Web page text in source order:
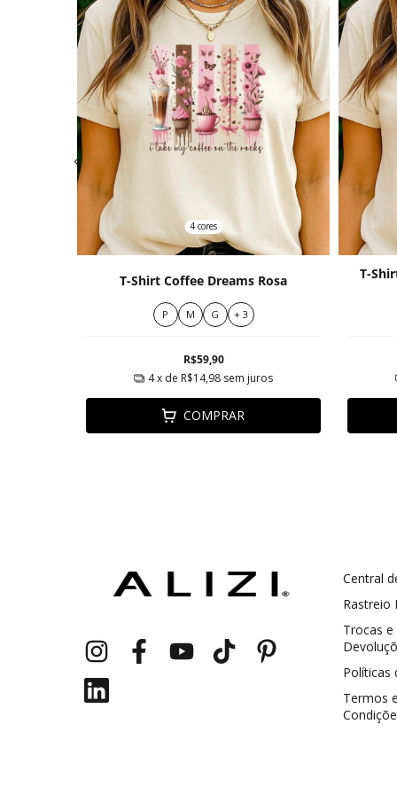
4 cores
T-Shirt Coffee Dreams Rosa
P M G + 3
R$59,90
4x de R$14,98 sem juros
COMPRAR
T-
Central
Rastreio
Trocas e
Políticas
Termos e
Cupom 1a compra: GANHE5